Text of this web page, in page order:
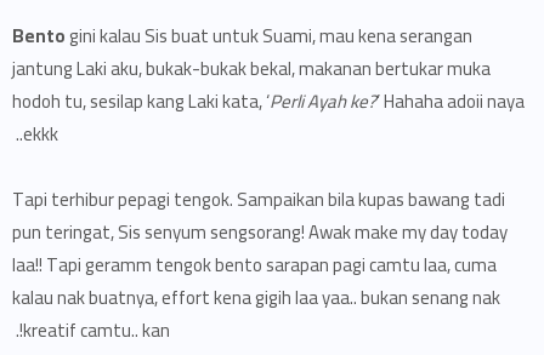
Bentogini kalau Sis buat untuk Suami, mau kena serangan
jantung Laki aku, bukak-bukak bekal, makanan bertukar muka
hodoh tu, sesilap kang Laki kata, ‘Perli Ayah ke?’ Hahaha adoii naya
ekkk..
Tapi terhibur pepagi tengok. Sampaikan bila kupas bawang tadi
pun teringat, Sis senyum sengsorang! Awak make my day today
laa!! Tapi geramm tengok bento sarapan pagi camtu laa, cuma
kalau nak buatnya, effort kena gigih laa yaa.. bukan senang nak
kreatif camtu.. kan!.